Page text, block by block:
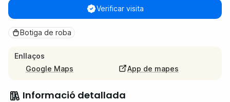
Verificar visita
Botiga de roba
Enllaços
Google Maps
App de mapes
Informació detallada